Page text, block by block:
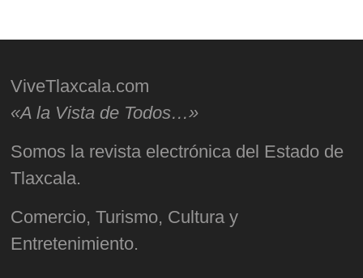
ViveTlaxcala.com
«A la Vista de Todos…»
Somos la revista electrónica del Estado de
Tlaxcala.
Comercio, Turismo, Cultura y
Entretenimiento.